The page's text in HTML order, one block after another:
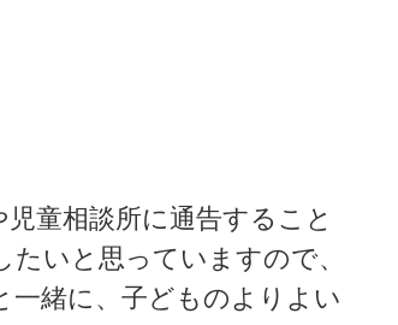
童相談所に通告すること
いと思っていますので、
一緒に、子どものよりよい